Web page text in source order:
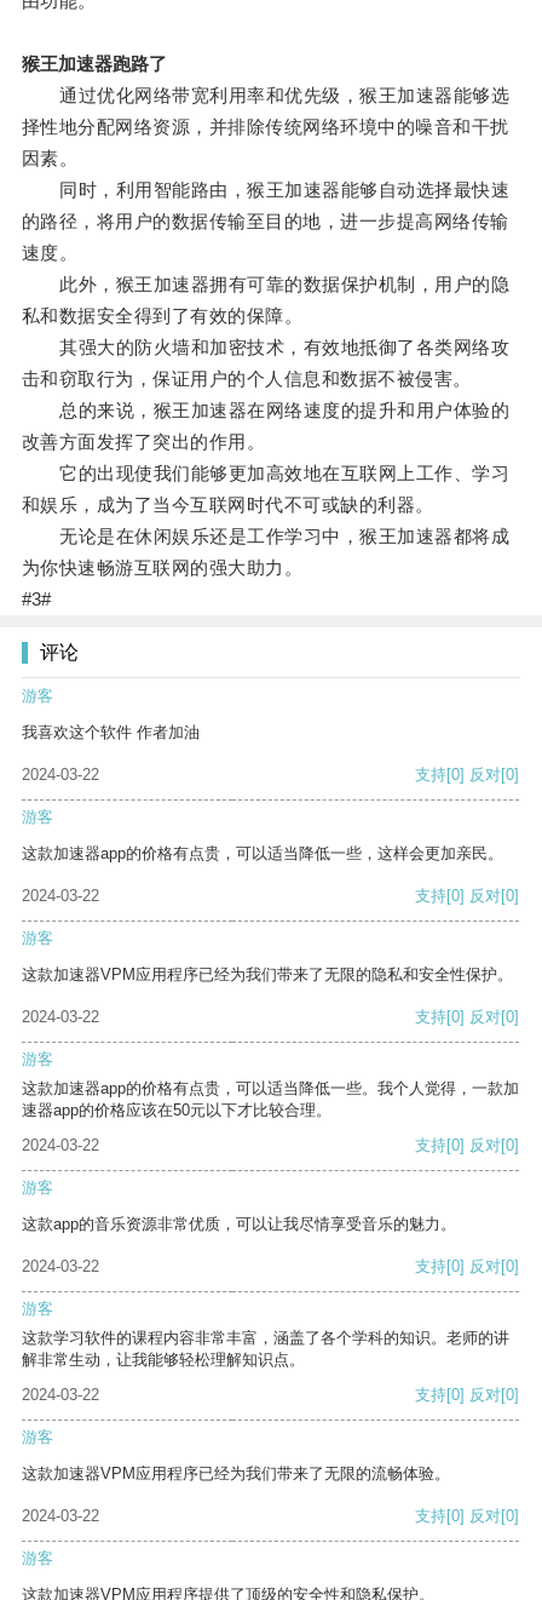
猴王加速器跑路了
通过优化网络带宽利用率和优先级，猴王加速器能够选
择性地分配网络资源，并排除传统网络环境中的噪音和干扰
因素。
同时，利用智能路由，猴王加速器能够自动选择最快速
的路径，将用户的数据传输至目的地，进一步提高网络传输
速度。
此外，猴王加速器拥有可靠的数据保护机制，用户的隐
私和数据安全得到了有效的保障。
其强大的防火墙和加密技术，有效地抵御了各类网络攻
击和窃取行为，保证用户的个人信息和数据不被侵害。
总的来说，猴王加速器在网络速度的提升和用户体验的
改善方面发挥了突出的作用。
它的出现使我们能够更加高效地在互联网上工作、学习
和娱乐，成为了当今互联网时代不可或缺的利器。
无论是在休闲娱乐还是工作学习中，猴王加速器都将成
为你快速畅游互联网的强大助力。
#3#
评论
游客
我喜欢这个软件 作者加油
2024-03-22 支持[0] 反对[0]
游客
这款加速器app的价格有点贵，可以适当降低一些，这样会更加亲民。
2024-03-22 支持[0] 反对[0]
游客
这款加速器VPM应用程序已经为我们带来了无限的隐私和安全性保护。
2024-03-22 支持[0] 反对[0]
游客
这款加速器app的价格有点贵，可以适当降低一些。我个人觉得，一款加
速器app的价格应该在50元以下才比较合理。
2024-03-22
支持[0] 反对[0]
游客
这款app的音乐资源非常优质，可以让我尽情享受音乐的魅力。
2024-03-22 支持[0] 反对[0]
游客
这款学习软件的课程内容非常丰富，涵盖了各个学科的知识。老师的讲
解非常生动，让我能够轻松理解知识点。
2024-03-22
支持[0] 反对[0]
游客
这款加速器VPM应用程序已经为我们带来了无限的流畅体验。
2024-03-22 支持[0] 反对[0]
游客
这款加速器VPM应用程序提供了顶级的安全性和隐私保护。